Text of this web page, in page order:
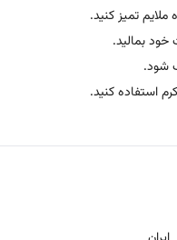
تمیز کنید.
خود بمالید.
شود.
استفاده کنید.